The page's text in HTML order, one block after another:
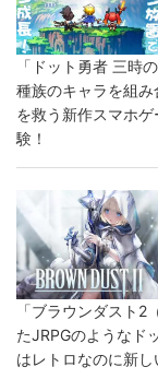
「ドット勇者 三時
種族のキャラを組み
を救う新作スマホ
験！
「ブラウンダスト
たJRPGのようなド
はレトロなのに新し